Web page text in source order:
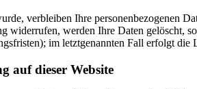
verbleiben Ihre personenbezogenen
werden Ihre Daten gelöscht,
im letztgenannten Fall erfolgt
auf dieser Website